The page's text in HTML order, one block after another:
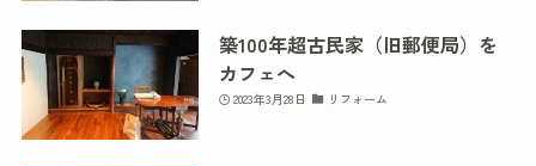
築100年超古民家（旧郵便局）を
カフェへ
2023年3月28日 リフォーム